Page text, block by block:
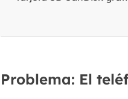
Problema: El